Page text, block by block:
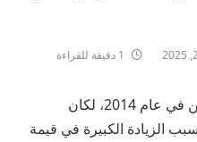
إذا كنت قد استثمرت في البيتكوين في عام 2014، لكان
الزيادة الكبيرة في قيمة